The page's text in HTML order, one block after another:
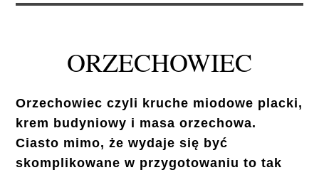
ORZECHOWIEC
Orzechowiec czyli kruche miodowe placki,
krem budyniowy i masa orzechowa.
Ciasto mimo, że wydaje się być
skomplikowane w przygotowaniu to tak